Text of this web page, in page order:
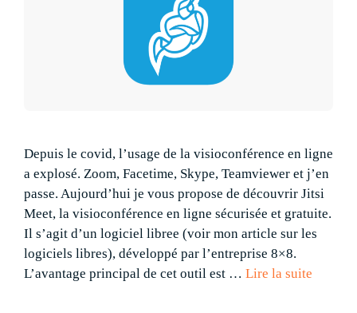
Depuis le covid, l’usage de la visioconférence en ligne
a explosé. Zoom, Facetime, Skype, Teamviewer et j’en
passe. Aujourd’hui je vous propose de découvrir Jitsi
Meet, la visioconférence en ligne sécurisée et gratuite.
Il s’agit d’un logiciel libree (voir mon article sur les
logiciels libres), développé par l’entreprise 8×8.
L’avantage principal de cet outil est … Lire la suite